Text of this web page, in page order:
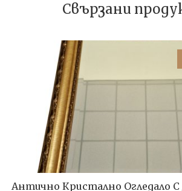
Свързани
Антично Кристално Огледало С